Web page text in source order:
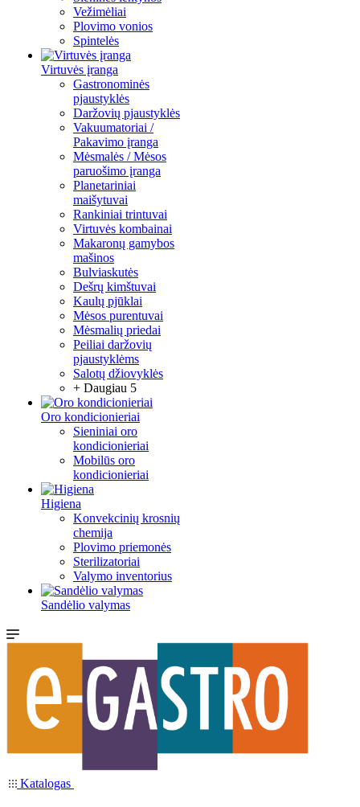
Vežimėliai
Plovimo vonios
Spintelės
Virtuvės įranga
Gastronominės
pjaustyklės
Daržovių pjaustyklės
Vakuumatoriai /
Pakavimo įranga
Mėsmalės / Mėsos
paruošimo įranga
Planetariniai
maišytuvai
Rankiniai trintuvai
Virtuvės kombainai
Makaronų gamybos
mašinos
Bulviaskutės
Dešrų kimštuvai
Kaulų pjūklai
Mėsos purentuvai
Mėsmalių priedai
Peiliai daržovių
pjaustyklėms
Salotų džiovyklės
+ Daugiau 5
Oro kondicionieriai
Sieniniai oro
kondicionieriai
Mobilūs oro
kondicionieriai
Higiena
Konvekcinių krosnių
chemija
Plovimo priemonės
Sterilizatoriai
Valymo inventorius
Sandėlio valymas
Katalogas